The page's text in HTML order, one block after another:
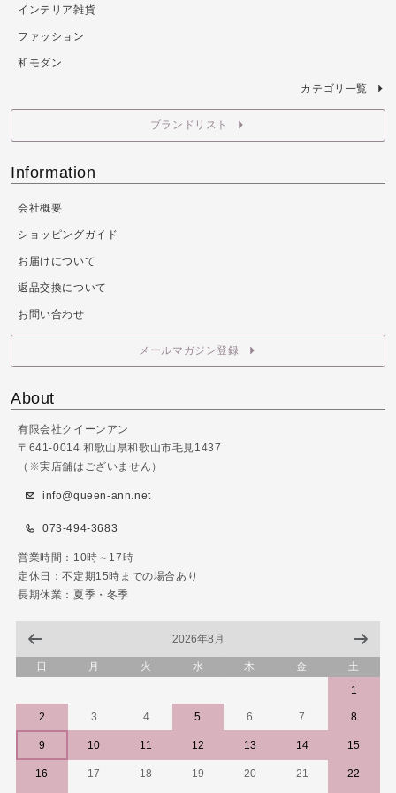
インテリア雑貨
ファッション
和モダン
カテゴリ一覧
ブランドリスト
Information
会社概要
ショッピングガイド
お届けについて
返品交換について
お問い合わせ
メールマガジン登録
About
有限会社クイーンアン
〒641-0014 和歌山県和歌山市毛見1437
（※実店舗はございません）
info@queen-ann.net
073-494-3683
営業時間：10時～17時
定休日：不定期15時までの場合あり
長期休業：夏季・冬季
2026年8月
日 月 火 水 木 金
土
1
2 3 4 5 6 7 8
9 10 11 12 13 14 15
16 17 18 19 20 21 22